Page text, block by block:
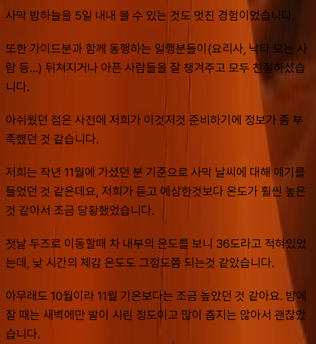
사막 밤하늘을 5일 내내 볼 수 있는 것도 멋진 경험이었습니다.
또한 가이드분과 함께 동행하는 일행분들이(요리사, 낙타 모는 사
람 등...) 뒤쳐지거나 아픈 사람들을 잘 챙겨주고 모두 친절하셨습
니다.
아쉬웠던 점은 사전에 저희가 이것저것 준비하기에 정보가 좀 부
족했던 것 같습니다.
저희는 작년 11월에 가셨던 분 기준으로 사막 날씨에 대해 얘기를
들었던 것 같은데요, 저희가 듣고 예상한것보다 온도가 훨씬 높은
것 같아서 조금 당황했었습니다.
첫날 두즈로 이동할때 차 내부의 온도를 보니 36도라고 적혀있었
는데, 낮 시간의 체감 온도도 그정도쯤 되는것 같았습니다.
아무래도 10월이라 11월 기온보다는 조금 높았던 것 같아요. 밤에
잘 때는 새벽에만 발이 시린 정도이고 많이 춥지는 않아서 괜찮았
습니다.